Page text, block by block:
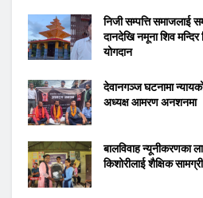
निजी सम्पत्ति समाजलाई
दानदेखि नमूना शिव मन्दिर
योगदान
देवानगञ्ज घटनामा
अध्यक्ष आमरण अनशनमा
बालविवाह न्यूनीकरणका
किशोरीलाई शैक्षिक सामग्री